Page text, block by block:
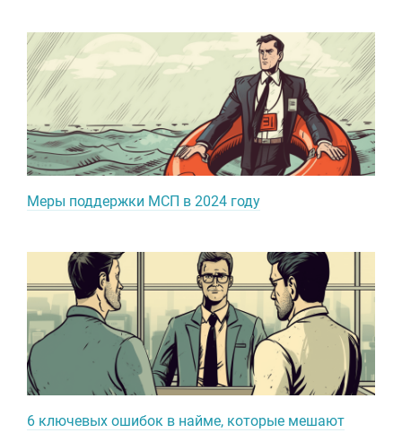
Меры поддержки МСП в 2024 году
6 ключевых ошибок в найме, которые мешают